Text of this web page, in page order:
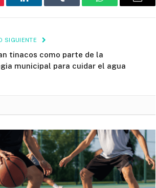
LinkedIn Tumblr WhatsAppEmail
SIGUIENTE
tinacos como parte de la
municipal para cuidar el agua